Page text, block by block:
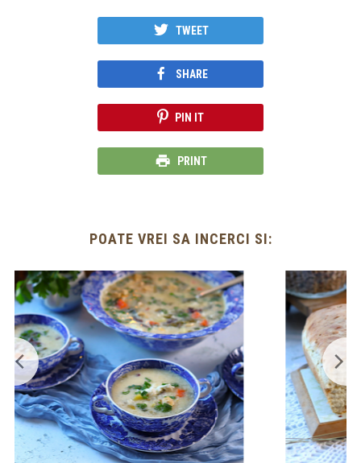
TWEET
SHARE
PIN IT
PRINT
POATE VREI SA INCERCI SI: